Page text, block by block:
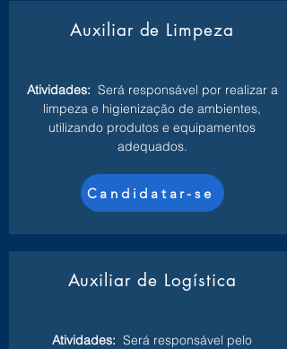
Auxiliar de Limpeza
Atividades: Será responsável por realizar a
limpeza e higienização de ambientes,
utilizando produtos e equipamentos
adequados.
Candidatar-se
Auxiliar de Logística
Atividades: Será responsável pelo